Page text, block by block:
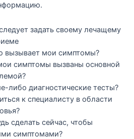
задать своему лечащему
вызывает мои симптомы?
симптомы вызваны основной
либо диагностические тесты?
к специалисту в области
сделать сейчас, чтобы
симптомами?